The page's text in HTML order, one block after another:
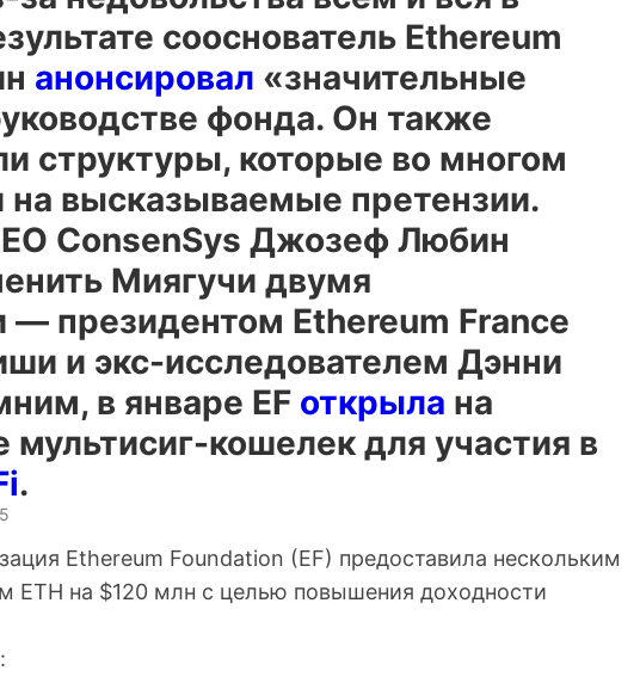
сооснователь Ethereum
анонсировал «значительные
фонда. Он также
структуры, которые во многом
на высказываемые претензии.
ConsenSys Джозеф Любин
Миягучи двумя
— президентом Ethereum France
и экс-исследователем Дэнни
в январе EF открыла на
мультисиг-кошелек для участия в
.
Ethereum Foundation (EF) предоставила нескольким
ETH на $120 млн с целью повышения доходности